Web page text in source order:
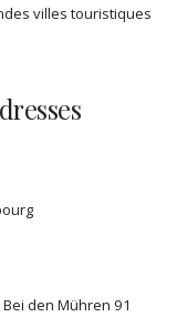
villes touristiques
den Mühren 91